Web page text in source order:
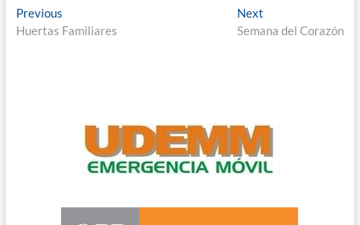
Navegación
de
PreviousPrevious
post:
Huertas Familiares
Next
post:
Semana del Corazón